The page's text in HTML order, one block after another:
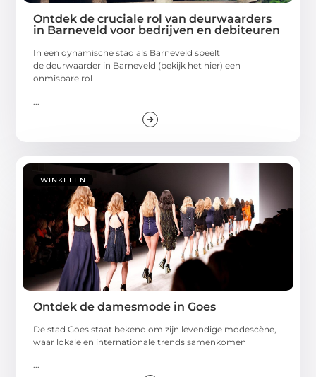
Ontdek de cruciale rol van deurwaarders
in Barneveld voor bedrijven en debiteuren
In een dynamische stad als Barneveld speelt
de deurwaarder in Barneveld (bekijk het hier) een
onmisbare rol
WINKELEN
Ontdek de damesmode in Goes
De stad Goes staat bekend om zijn levendige modescène,
waar lokale en internationale trends samenkomen